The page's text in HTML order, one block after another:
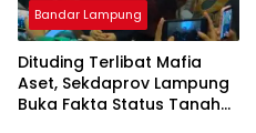
Bandar Lampung
Dituding Terlibat Mafia
Aset, Sekdaprov Lampung
Buka Fakta Status Tanah